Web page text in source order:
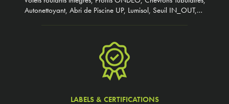
Autonettoyant, Abri de Piscine UP, Lumisol, Seuil IN_OUT,…
LABELS & CERTIFICATIONS